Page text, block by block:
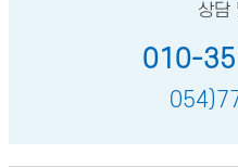
상담
010-